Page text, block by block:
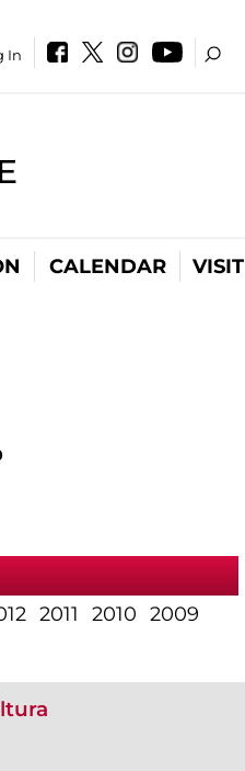
In
CALENDAR VISIT
2011 2010 2009